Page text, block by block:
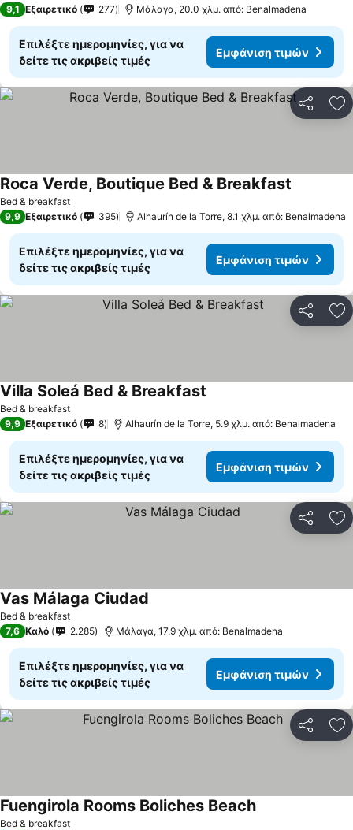
9,1 Εξαιρετικό 277 Μάλαγα, 20.0 χλμ. από: Benalmadena
Επιλέξτε ημερομηνίες, για να
δείτε τις ακριβείς τιμές
Εμφάνιση τιμών
Bed & breakfast
Roca Verde, Boutique Bed & Breakfast
9,9 Εξαιρετικό 395 Alhaurín de la Torre, 8.1 χλμ. από: Benalmadena
Επιλέξτε ημερομηνίες, για να
δείτε τις ακριβείς τιμές
Εμφάνιση τιμών
Bed & breakfast
Villa Soleá Bed & Breakfast
9,9 Εξαιρετικό 8 Alhaurín de la Torre, 5.9 χλμ. από: Benalmadena
Επιλέξτε ημερομηνίες, για να
δείτε τις ακριβείς τιμές
Εμφάνιση τιμών
Bed & breakfast
Vas Málaga Ciudad
7,6 Καλό 2.285 Μάλαγα, 17.9 χλμ. από: Benalmadena
Επιλέξτε ημερομηνίες, για να
δείτε τις ακριβείς τιμές
Εμφάνιση τιμών
Bed & breakfast
Fuengirola Rooms Boliches BeachΕμφάνιση τιμών